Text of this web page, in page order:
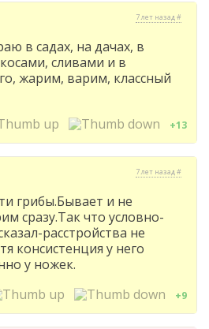
7 лет назад #
в садах, на дачах, в
сливами и в
жарим, варим, классный
+13
7 лет назад #
грибы.Бывает и не
сразу.Так что условно-
расстройства не
консистенция у него
у ножек.
+9